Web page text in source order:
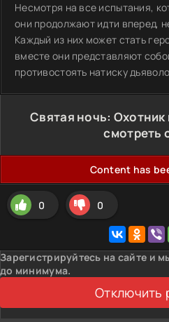
Несмотря на все испытания,
они продолжают идти вперед,
Каждый из них может стать
вместе они представляют
противостоять натиску
Святая ночь:
смотреть
Content has
0 0
Зарегистрируйтесь на сайте и
до минимума.
Отключить